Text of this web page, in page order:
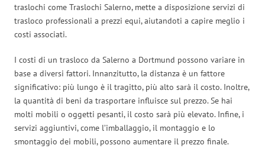
traslochi come Traslochi Salerno, mette a disposizione servizi di
trasloco professionali a prezzi equi, aiutandoti a capire meglio i
costi associati.
I costi di un trasloco da Salerno a Dortmund possono variare in
base a diversi fattori. Innanzitutto, la distanza è un fattore
significativo: più lungo è il tragitto, più alto sarà il costo. Inoltre,
la quantità di beni da trasportare influisce sul prezzo. Se hai
molti mobili o oggetti pesanti, il costo sarà più elevato. Infine, i
servizi aggiuntivi, come l’imballaggio, il montaggio e lo
smontaggio dei mobili, possono aumentare il prezzo finale.